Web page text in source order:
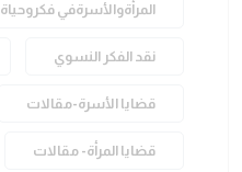
المرأةوالأسرةفي فكروحياة
نقد الفكر النسوي
قضايا الأسرة-مقالات
قضايا المرأة- مقالات